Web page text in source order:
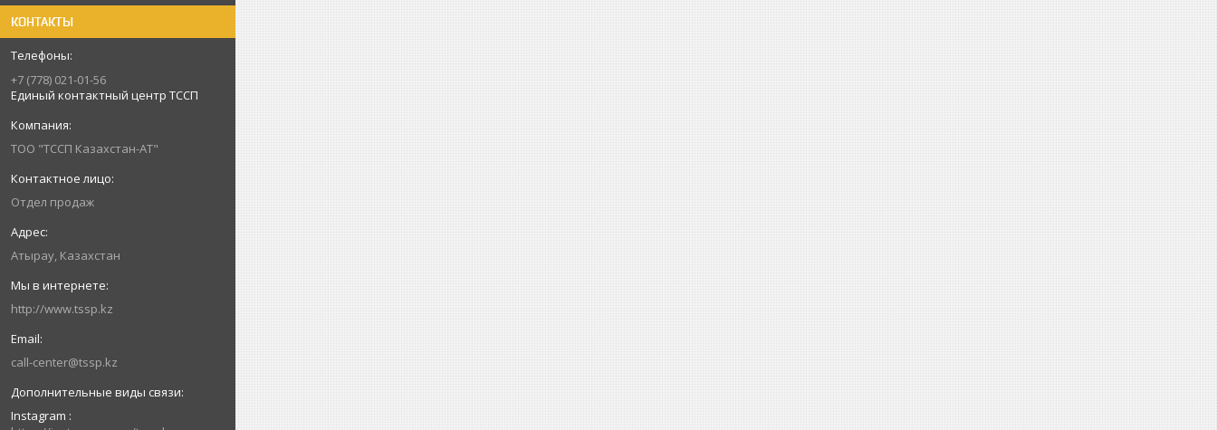
КОНТАКТЫ
+7 (778) 021-01-56
Единый контактный центр ТССП
ТОО "ТССП Казахстан-АТ"
Отдел продаж
Атырау, Казахстан
http://www.tssp.kz
call-center@tssp.kz
Instagram